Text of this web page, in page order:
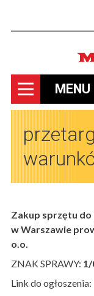
MENU
Zakup sprzętu
w Warszawie
o.o.
ZNAK SPRAWY:
Link do ogłoszenia: